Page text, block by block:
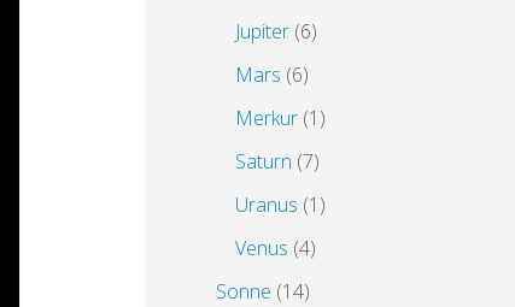
Jupiter (6)
Mars (6)
Merkur (1)
Saturn (7)
Uranus (1)
Venus (4)
Sonne (14)